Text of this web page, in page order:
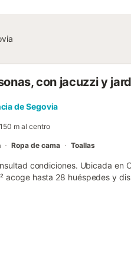
con jacuzzi y
de Segovia
150 m al centro
Ropa de cama Toallas
condiciones. Ubicada en
acoge hasta 28 huéspedes y
televisión, lavadora,